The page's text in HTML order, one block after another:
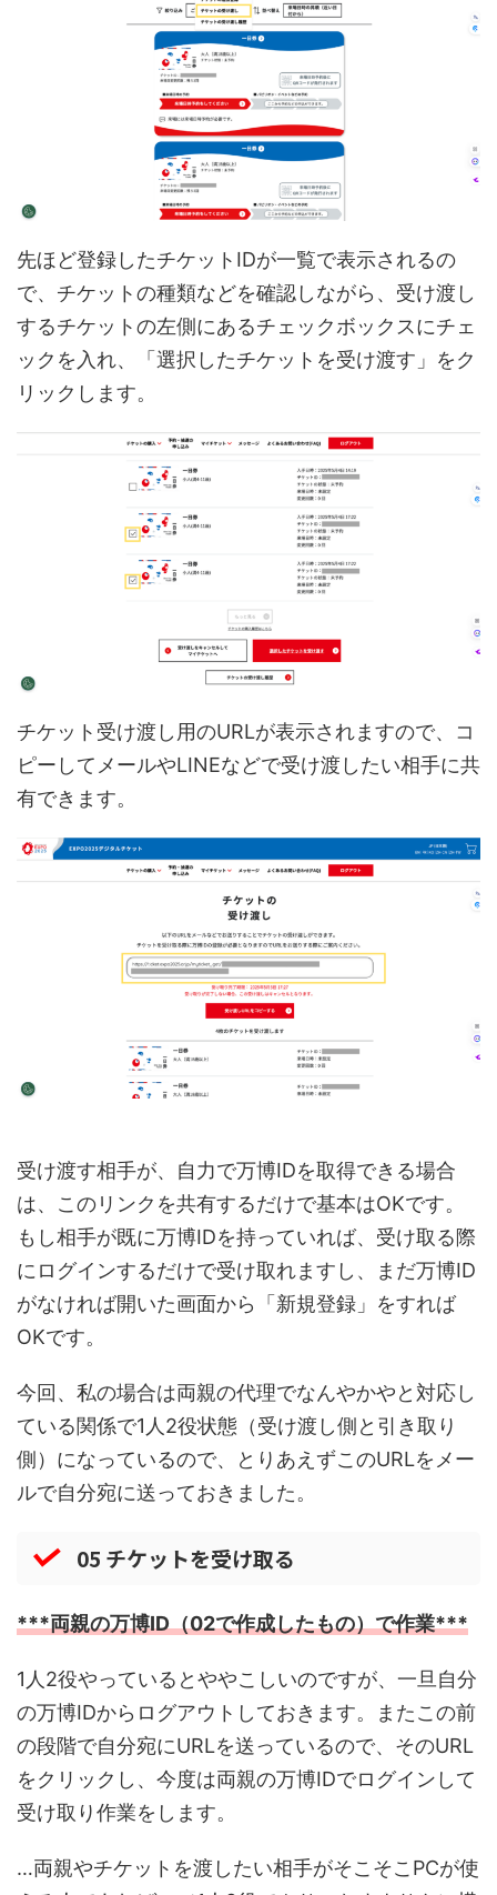
先ほど登録したチケットIDが一覧で表示されるの
で、チケットの種類などを確認しながら、受け渡し
するチケットの左側にあるチェックボックスにチェ
ックを入れ、「選択したチケットを受け渡す」をク
リックします。
チケット受け渡し用のURLが表示されますので、コ
ピーしてメールやLINEなどで受け渡したい相手に共
有できます。
受け渡す相手が、自力で万博IDを取得できる場合
は、このリンクを共有するだけで基本はOKです。
もし相手が既に万博IDを持っていれば、受け取る際
にログインするだけで受け取れますし、まだ万博ID
がなければ開いた画面から「新規登録」をすれば
OKです。
今回、私の場合は両親の代理でなんやかやと対応し
ている関係で1人2役状態（受け渡し側と引き取り
側）になっているので、とりあえずこのURLをメー
ルで自分宛に送っておきました。
05 チケットを受け取る
***両親の万博ID（02で作成したもの）で作業***
1人2役やっているとややこしいのですが、一旦自分
の万博IDからログアウトしておきます。またこの前
の段階で自分宛にURLを送っているので、そのURL
をクリックし、今度は両親の万博IDでログインして
受け取り作業をします。
…両親やチケットを渡したい相手がそこそこPCが使